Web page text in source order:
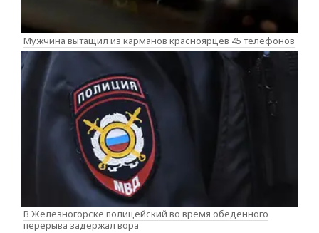
Мужчина вытащил из карманов красноярцев 45 телефонов
В Железногорске полицейский во время обеденного
перерыва задержал вора